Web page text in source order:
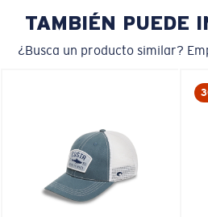
TAMBIÉN PUEDE
¿Busca un producto similar?